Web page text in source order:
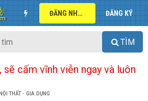
ĐĂNG NHẬP ĐĂNG KÝ
TÌM
cấm vĩnh viễn ngay và luôn
NỘI THẤT - GIA DỤNG